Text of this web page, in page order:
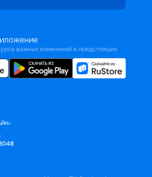
важных изменений в предстоящих